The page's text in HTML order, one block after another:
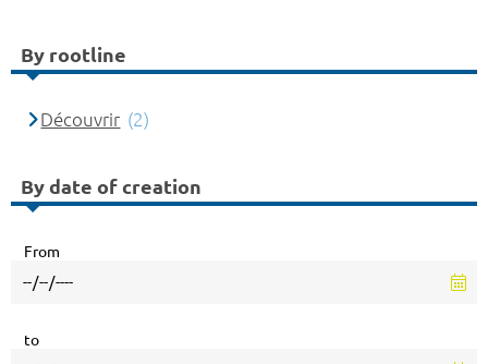
By rootline
Découvrir (2)
By date of creation
From
to